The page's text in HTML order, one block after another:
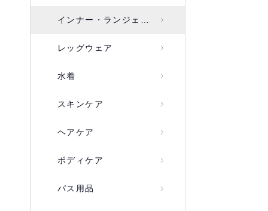
インナー・ランジェリー
レッグウェア
水着
スキンケア
ヘアケア
ボディケア
バス用品